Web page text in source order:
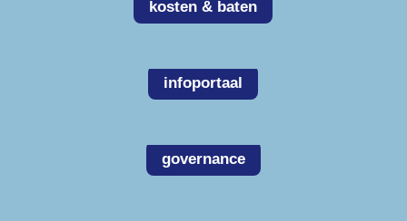
kosten & baten
infoportaal
governance